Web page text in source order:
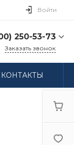
Войти
250-53-73
Новгород,
Заказать звонок
КОНТАКТЫ